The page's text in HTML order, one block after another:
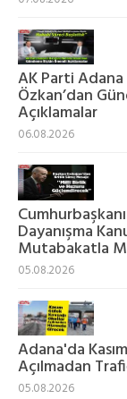
AK Parti
Özkan’dan
Açıklamalar
06.08.2026
Dayanışma
Mutabakatla
05.08.2026
Adana'da
Açılmadan
05.08.2026